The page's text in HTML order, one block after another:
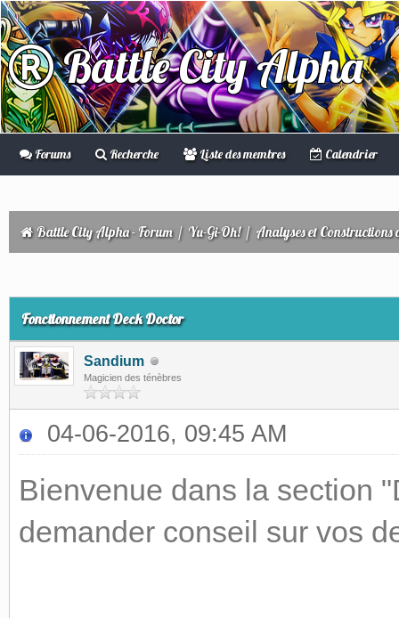
Battle City Alpha
Forums Recherche Liste des membres Calendrier
Battle City Alpha - Forum/ Yu-Gi-Oh!/ Analyses et Constructions
Fonctionnement Deck Doctor
Sandium
Magicien des ténèbres
04-06-2016, 09:45 AM
Bienvenue dans la section
demander conseil sur vos